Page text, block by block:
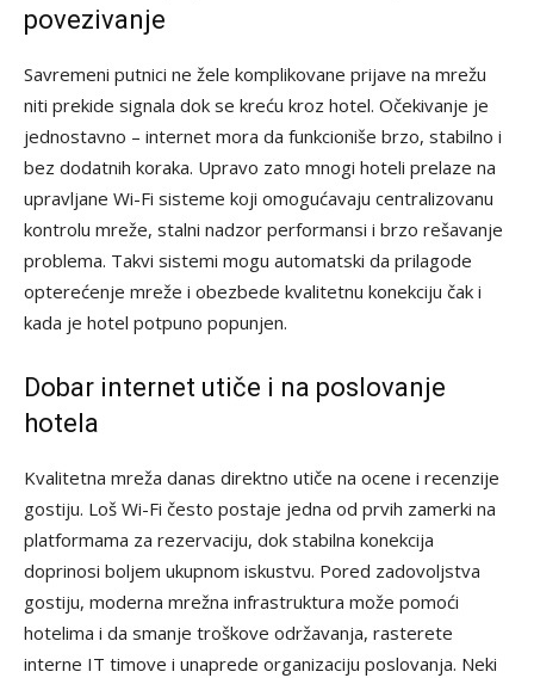
povezivanje
Savremeni putnici ne žele komplikovane prijave na mrežu
niti prekide signala dok se kreću kroz hotel. Očekivanje je
jednostavno – internet mora da funkcioniše brzo, stabilno i
bez dodatnih koraka. Upravo zato mnogi hoteli prelaze na
upravljane Wi-Fi sisteme koji omogućavaju centralizovanu
kontrolu mreže, stalni nadzor performansi i brzo rešavanje
problema. Takvi sistemi mogu automatski da prilagode
opterećenje mreže i obezbede kvalitetnu konekciju čak i
kada je hotel potpuno popunjen.
Dobar internet utiče i na poslovanje
hotela
Kvalitetna mreža danas direktno utiče na ocene i recenzije
gostiju. Loš Wi-Fi često postaje jedna od prvih zamerki na
platformama za rezervaciju, dok stabilna konekcija
doprinosi boljem ukupnom iskustvu. Pored zadovoljstva
gostiju, moderna mrežna infrastruktura može pomoći
hotelima i da smanje troškove održavanja, rasterete
interne IT timove i unaprede organizaciju poslovanja. Neki